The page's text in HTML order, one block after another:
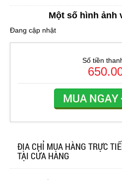
Một số hình ảnh
Đang cập nhật
Số tiền
MUA NGAY
ĐỊA CHỈ MUA HÀNG TRỰC
TẠI CỬA HÀNG